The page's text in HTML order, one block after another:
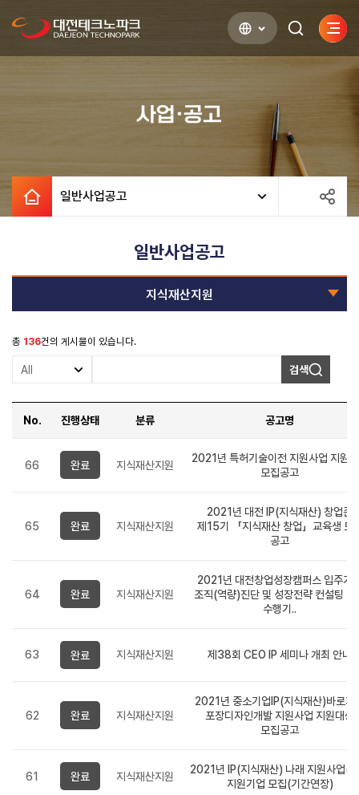
검색하기사이
열기
사업·공고
일반사업공고
일반사업공고
지식재산지원
총 136건의 게시물이 있습니다.
검색
번호,
작성자,
정보를
제공합니다.
No. 진행상태 분류 공고명
66 완료 지식재산지원
2021년 특허기술이전 지원사업 지원
모집공고
65 완료 지식재산지원
2021년 대전 IP(지식재산) 창업존
제15기 「지식재산 창업」교육생 모
공고
64 완료 지식재산지원
2021년 대전창업성장캠퍼스 입주기
조직(역량)진단 및 성장전략 컨설팅 지
수행기..
63 완료 지식재산지원 제38회 CEO IP 세미나 개최 안내
62 완료 지식재산지원
2021년 중소기업IP(지식재산)바로지
포장디자인개발 지원사업 지원대상
모집공고
61 완료 지식재산지원
2021년 IP(지식재산) 나래 지원사업(2
지원기업 모집(기간연장)